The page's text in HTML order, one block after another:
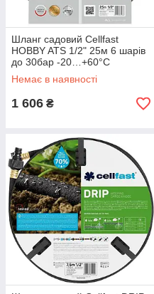
Шланг садовий Cellfast
HOBBY ATS 1/2" 25м 6 шарів
до 30бар -20…+60°C
Немає в наявності
1 606 ₴